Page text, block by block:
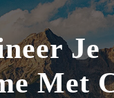
Je
Met